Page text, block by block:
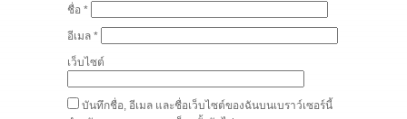
ชื่อ *
อีเมล *
เว็บไซต์
บันทึกชื่อ, อีเมล และชื่อเว็บไซต์ของฉันบนเบราว์เซอร์นี้